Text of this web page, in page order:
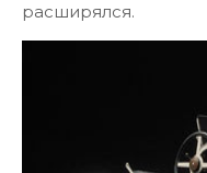
расширялся.